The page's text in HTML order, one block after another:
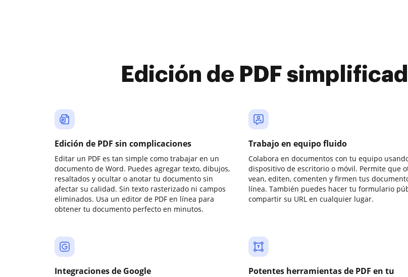
Edición de PDF
Edición de PDF sin complicaciones
Editar un PDF es tan simple como trabajar en un
documento de Word. Puedes agregar texto, dibujos,
resaltados y ocultar o anotar tu documento sin
afectar su calidad. Sin texto rasterizado ni campos
eliminados. Usa un editor de PDF en línea para
obtener tu documento perfecto en minutos.
Trabajo en equipo fluido
Colabora en documentos con tu equipo
dispositivo de escritorio o móvil. Permite que
vean, editen, comenten y firmen tus
línea. También puedes hacer tu formulario
compartir su URL en cualquier lugar.
Integraciones de Google
Potentes herramientas de PDF en tu